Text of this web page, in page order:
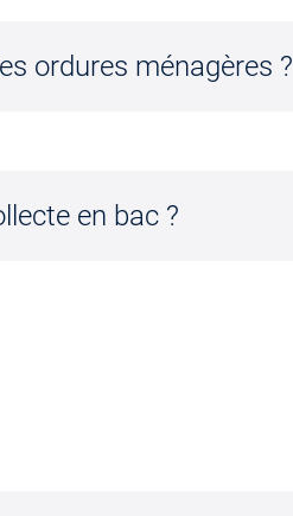
ordures ménagères ?
en bac ?